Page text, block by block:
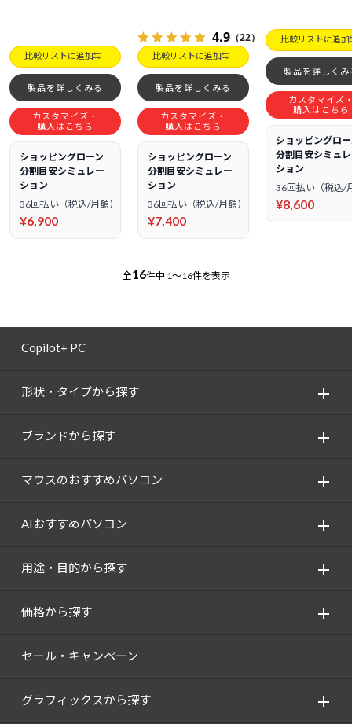
比較リストに追加
製品を詳しくみる
カスタマイズ・
購入はこちら
ショッピングローン
分割目安シミュレー
ション
36回払い（税込/月額）
¥6,900
4.9 （22）
比較リストに追加
製品を詳しくみる
カスタマイズ・
購入はこちら
ショッピングローン
分割目安シミュレー
ション
36回払い（税込/月額）
¥7,400
比較リストに追加
製品を詳しくみ
カスタマイズ
購入はこちら
ショッピングロ
分割目安シミュ
ション
36回払い（税込/
¥8,600
全16件中 1～16件を表示
Copilot+ PC
形状・タイプから探す
ブランドから探す
マウスのおすすめパソコン
AIおすすめパソコン
用途・目的から探す
価格から探す
セール・キャンペーン
グラフィックスから探す